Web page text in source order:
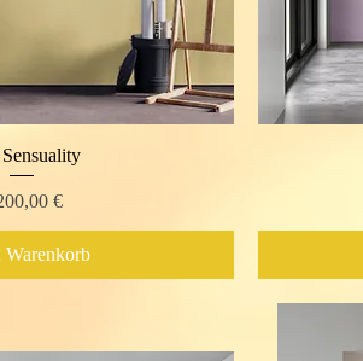
€
Warenkorb